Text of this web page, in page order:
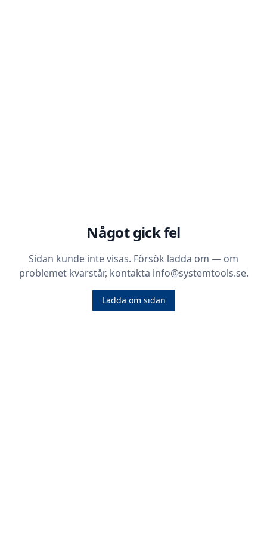
Något gick fel
Sidan kunde inte visas. Försök ladda om — om
problemet kvarstår, kontakta info@systemtools.se.
Ladda om sidan